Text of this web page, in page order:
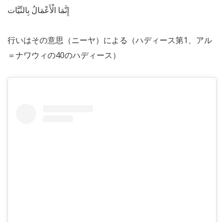
إِنَّمَا الْأَعْمَالُ بِالنِّيَّات
行いはその意思（ニーヤ）による（ハディース第1、アル
＝ナワウィの40のハディース）